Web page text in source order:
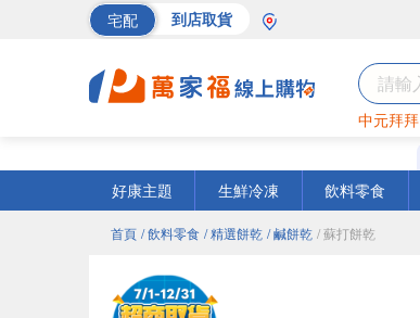
宅配 到店取貨
中元拜拜
好康主題
生鮮冷凍 飲料零食
首頁 / 飲料零食 / 精選餅乾 / 鹹餅乾 / 蘇打餅乾